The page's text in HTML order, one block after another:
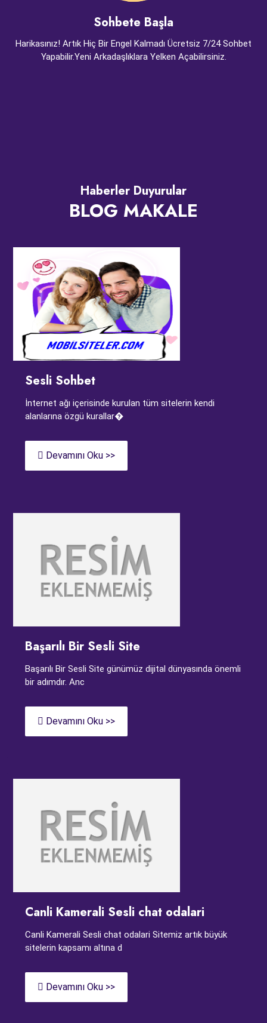
Sohbete Başla
Harikasınız! Artık Hiç Bir Engel Kalmadı Ücretsiz 7/24 Sohbet
Yapabilir.Yeni Arkadaşlıklara Yelken Açabilirsiniz.
Haberler Duyurular
BLOG MAKALE
Sesli Sohbet
İnternet ağı içerisinde kurulan tüm sitelerin kendi
alanlarına özgü kurallar�
Devamını Oku >>
Başarılı Bir Sesli Site
Başarılı Bir Sesli Site günümüz dijital dünyasında önemli
bir adımdır. Anc
Devamını Oku >>
Canli Kamerali Sesli chat odalari
Canli Kamerali Sesli chat odalari Sitemiz artık büyük
sitelerin kapsamı altına d
Devamını Oku >>